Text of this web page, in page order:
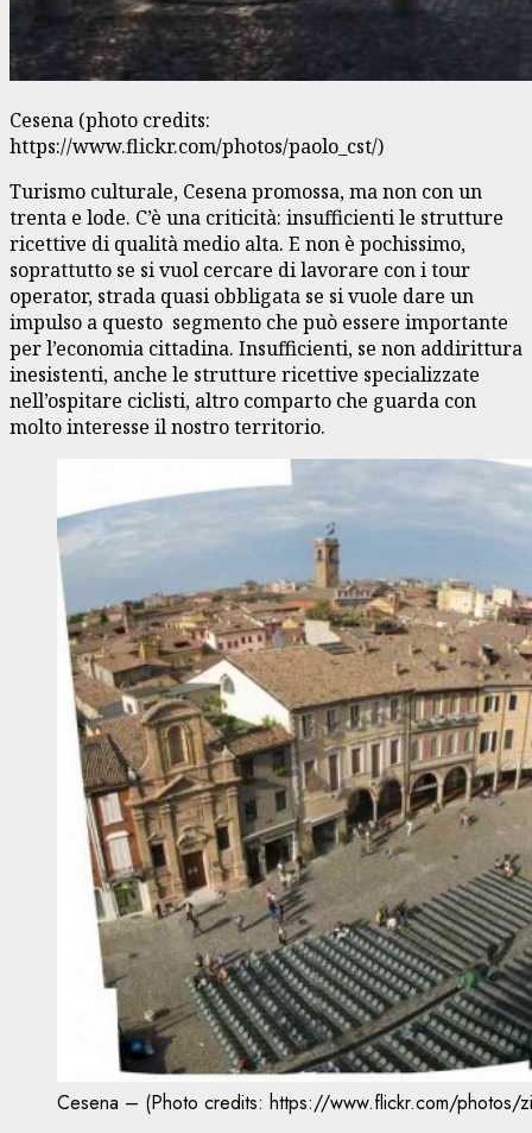
Cesena (photo credits:
https://www.flickr.com/photos/paolo_cst/)
Turismo culturale, Cesena promossa, ma non con un
trenta e lode. C’è una criticità: insufficienti le strutture
ricettive di qualità medio alta. E non è pochissimo,
soprattutto se si vuol cercare di lavorare con i tour
operator, strada quasi obbligata se si vuole dare un
impulso a questo segmento che può essere importante
per l’economia cittadina. Insufficienti, se non addirittura
inesistenti, anche le strutture ricettive specializzate
nell’ospitare ciclisti, altro comparto che guarda con
molto interesse il nostro territorio.
Cesena – (Photo credits: https://www.flickr.com/photos/